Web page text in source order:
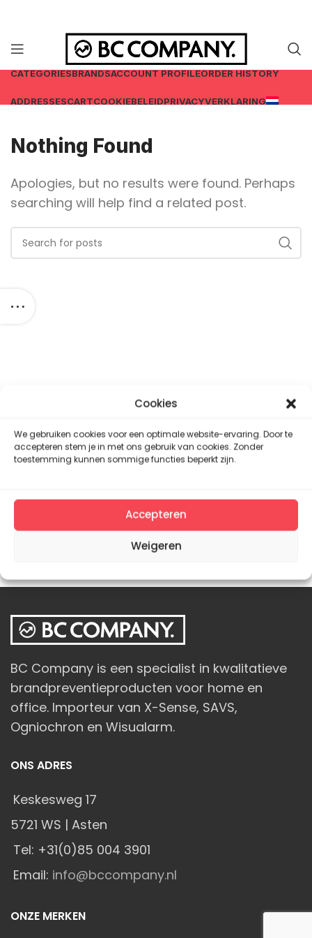
Cookies
We gebruiken cookies voor een optimale website-ervaring. Door te
accepteren stem je in met ons gebruik van cookies. Zonder
toestemming kunnen sommige functies beperkt zijn.
Accepteren
Weigeren
CATEGORIESBRANDSACCOUNT PROFILEORDER HISTORY
ADDRESSESCARTCOOKIEBELEIDPRIVACYVERKLARING
Nothing Found
Apologies, but no results were found. Perhaps
searching will help find a related post.
BC Company is een specialist in kwalitatieve
brandpreventieproducten voor home en
office. Importeur van X-Sense, SAVS,
Ogniochron en Wisualarm.
ONS ADRES
Keskesweg 17
5721 WS | Asten
Tel: +31(0)85 004 3901
Email: info@bccompany.nl
ONZE MERKEN